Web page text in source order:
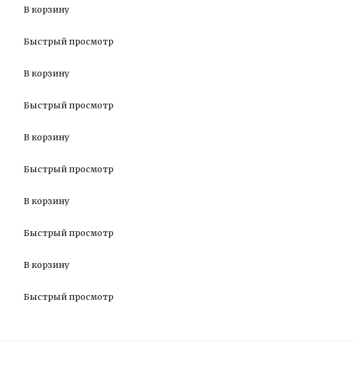
В корзину
Быстрый просмотр
В корзину
Быстрый просмотр
В корзину
Быстрый просмотр
В корзину
Быстрый просмотр
В корзину
Быстрый просмотр